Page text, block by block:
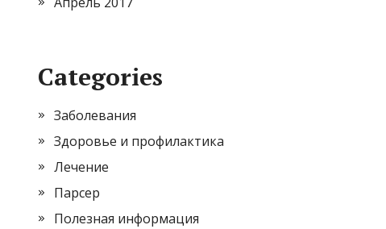
Categories
Заболевания
Здоровье и профилактика
Лечение
Парсер
Полезная информация